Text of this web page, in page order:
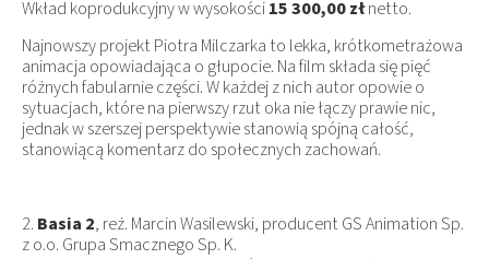
Wkład koprodukcyjny w wysokości15 300,00 złnetto.
Najnowszy projekt Piotra Milczarka to lekka, krótkometrażowa
animacja opowiadająca o głupocie. Na film składa się pięć
różnych fabularnie części. W każdej z nich autor opowie o
sytuacjach, które na pierwszy rzut oka nie łączy prawie nic,
jednak w szerszej perspektywie stanowią spójną całość,
stanowiącą komentarz do społecznych zachowań.
2. Basia 2, reż. Marcin Wasilewski, producent GS Animation Sp.
z o.o. Grupa Smacznego Sp. K.